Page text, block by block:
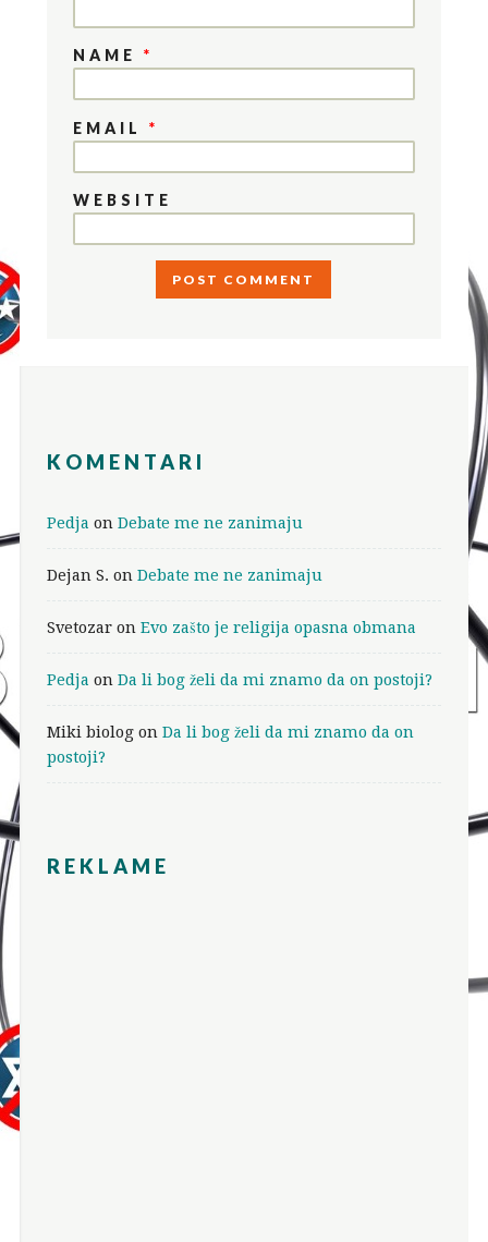
NAME*
EMAIL*
WEBSITE
KOMENTARI
Pedja on Debate me ne zanimaju
Dejan S. on Debate me ne zanimaju
Svetozaron Evo zašto je religija opasna obmana
Pedja on Da li bog želi da mi znamo da on postoji?
Miki biologon Da li bog želi da mi znamo da on
postoji?
REKLAME